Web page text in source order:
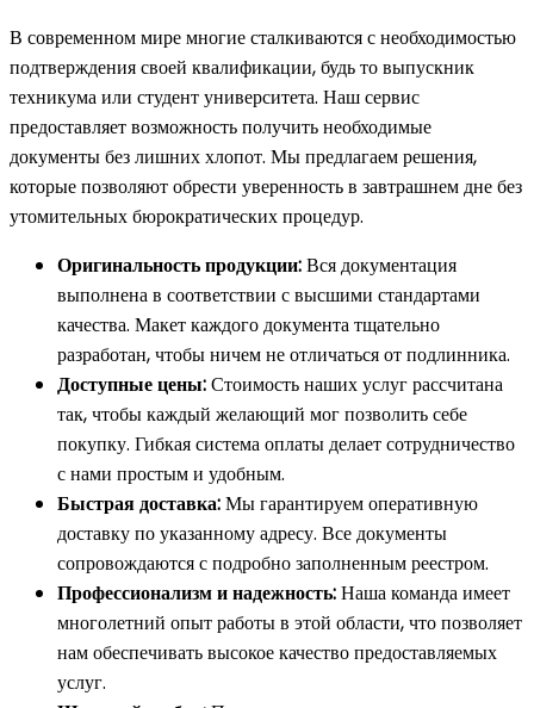
В современном мире многие сталкиваются с необходимостью
подтверждения своей квалификации, будь то выпускник
техникума или студент университета. Наш сервис
предоставляет возможность получить необходимые
документы без лишних хлопот. Мы предлагаем решения,
которые позволяют обрести уверенность в завтрашнем дне без
утомительных бюрократических процедур.
Оригинальность продукции:Вся документация
выполнена в соответствии с высшими стандартами
качества. Макет каждого документа тщательно
разработан, чтобы ничем не отличаться от подлинника.
Доступные цены:Стоимость наших услуг рассчитана
так, чтобы каждый желающий мог позволить себе
покупку. Гибкая система оплаты делает сотрудничество
с нами простым и удобным.
Быстрая доставка:Мы гарантируем оперативную
доставку по указанному адресу. Все документы
сопровождаются с подробно заполненным реестром.
Профессионализм и надежность:Наша команда имеет
многолетний опыт работы в этой области, что позволяет
нам обеспечивать высокое качество предоставляемых
услуг.